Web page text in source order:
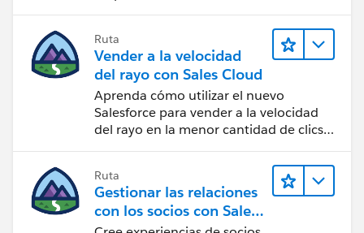
Ruta
Vender a la velocidad
del rayo con Sales Cloud
Aprenda cómo utilizar el nuevo
Salesforce para vender a la velocidad
del rayo en la menor cantidad de clics
Ruta
Gestionar las relaciones
con los socios con Sales
Cloud PRM